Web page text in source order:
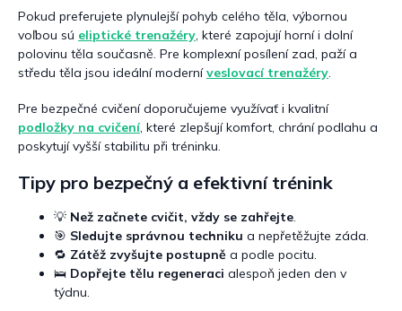
Pokud preferujete plynulejší pohyb celého těla, výbornou
voľbou sú eliptické trenažéry, které zapojují horní i dolní
polovinu těla současně. Pre komplexní posílení zad, paží a
středu těla jsou ideální moderníveslovací trenažéry.
Pre bezpečné cvičení doporučujeme využívať i kvalitní
podložky na cvičení, které zlepšují komfort, chrání podlahu a
poskytují vyšší stabilitu při tréninku.
Tipy pro bezpečný a efektivní trénink
💡 Než začnete cvičit, vždy se zahřejte.
🎯 Sledujte správnou techniku a nepřetěžujte záda.
🔁 Zátěž zvyšujte postupně a podle pocitu.
🛌 Dopřejte tělu regeneraci alespoň jeden den v
týdnu.